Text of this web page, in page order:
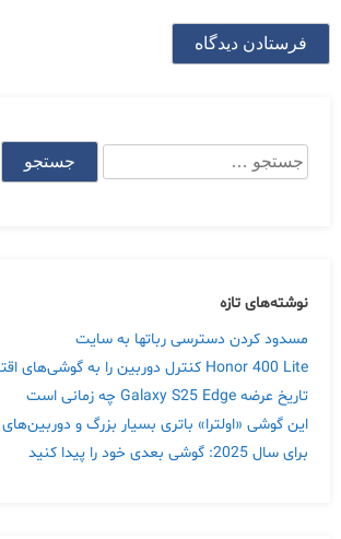
جستجو
برای:
نوشته‌های تازه
مسدود کردن دسترسی رباتها به سایت
Honor 400 Lite کنترل دوربین را به گوشی‌های اقتصادی می‌آورد.
تاریخ عرضه Galaxy S25 Edge چه زمانی است
این گوشی «اولترا» باتری بسیار بزرگ و دوربین‌های
برای سال 2025: گوشی بعدی خود را پیدا کنید